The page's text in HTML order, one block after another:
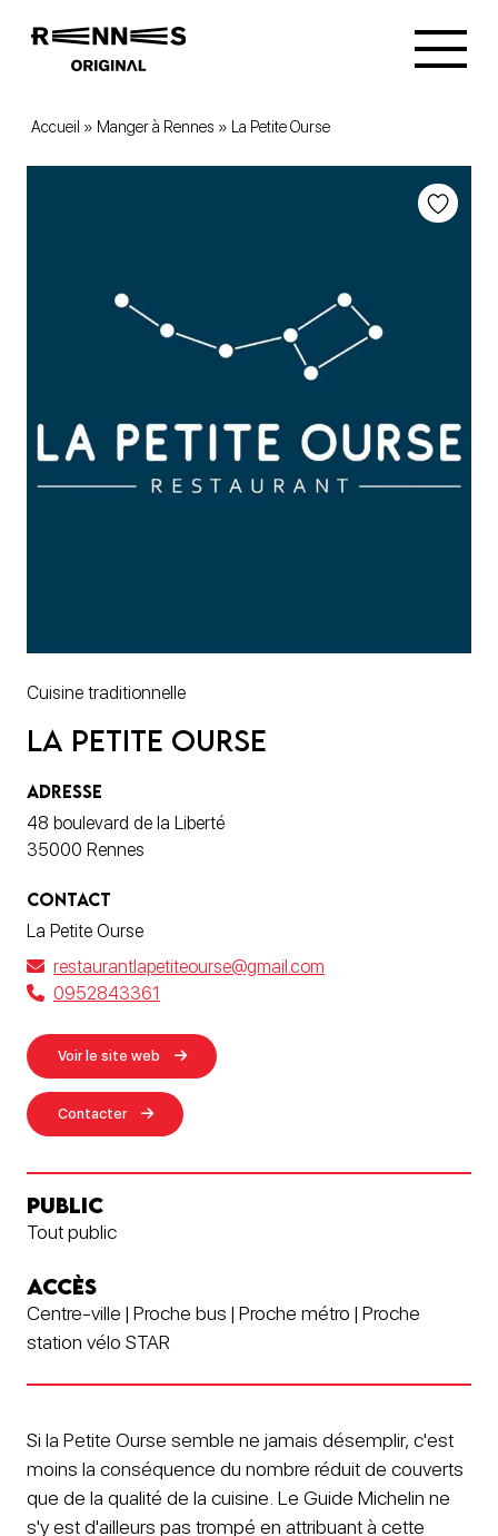
Accueil » Manger à Rennes » La Petite Ourse
Cuisine traditionnelle
La Petite Ourse
ADRESSE
48 boulevard de la Liberté
35000 Rennes
CONTACT
La Petite Ourse
restaurantlapetiteourse@gmail.com
0952843361
Voir le site web
Contacter
PUBLIC
Tout public
ACCÈS
Centre-ville | Proche bus | Proche métro | Proche
station vélo STAR
Si la Petite Ourse semble ne jamais désemplir, c'est
moins la conséquence du nombre réduit de couverts
que de la qualité de la cuisine. Le Guide Michelin ne
s'y est d'ailleurs pas trompé en attribuant à cette